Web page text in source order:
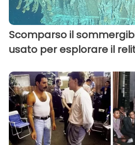
Scomparso il
usato per esplorare il